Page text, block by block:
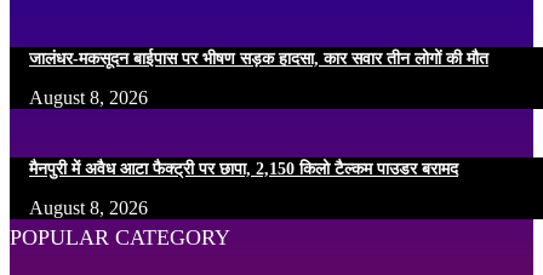
जालंधर-मकसूदन बाईपास पर भीषण सड़क हादसा, कार सवार तीन लोगों की मौत
August 8, 2026
मैनपुरी में अवैध आटा फैक्ट्री पर छापा, 2,150 किलो टैल्कम पाउडर बरामद
August 8, 2026
POPULAR CATEGORY